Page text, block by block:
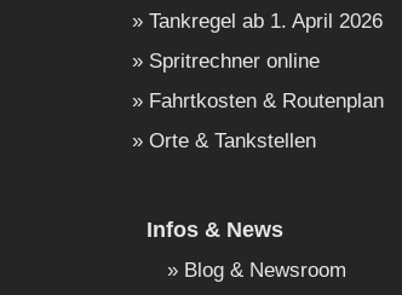
Tankregel ab 1. April 2026
Spritrechner online
Fahrtkosten & Routenplan
Orte & Tankstellen
Infos & News
Blog & Newsroom